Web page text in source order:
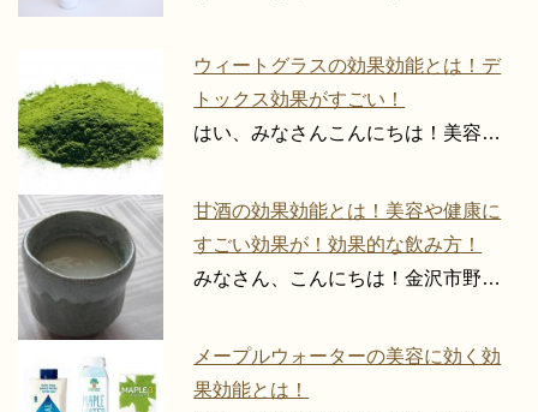
ウィートグラスの効果効能とは！デ
トックス効果がすごい！
はい、みなさんこんにちは！美容…
甘酒の効果効能とは！美容や健康に
すごい効果が！効果的な飲み方！
みなさん、こんにちは！金沢市野…
メープルウォーターの美容に効く効
果効能とは！